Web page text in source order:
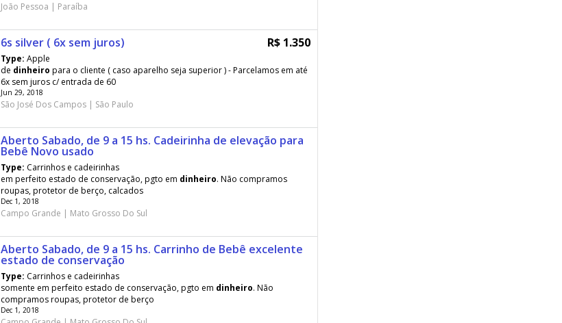
João Pessoa | Paraíba
6s silver ( 6x sem juros) R$ 1.350
Type: Apple
de dinheiro para o cliente ( caso aparelho seja superior ) - Parcelamos em até
6x sem juros c/ entrada de 60
Jun 29, 2018
São José Dos Campos | São Paulo
Aberto Sabado, de 9 a 15 hs. Cadeirinha de elevação para
Bebê Novo usado
Type: Carrinhos e cadeirinhas
em perfeito estado de conservação, pgto em dinheiro. Não compramos
roupas, protetor de berço, calcados
Dec 1, 2018
Campo Grande | Mato Grosso Do Sul
Aberto Sabado, de 9 a 15 hs. Carrinho de Bebê excelente
estado de conservação
Type: Carrinhos e cadeirinhas
somente em perfeito estado de conservação, pgto em dinheiro. Não
compramos roupas, protetor de berço
Dec 1, 2018